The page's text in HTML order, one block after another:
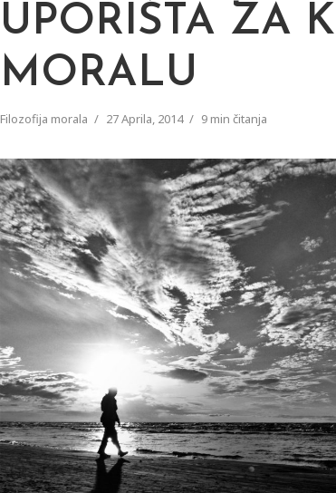
UPORIŠTA ZA
MORALU
Filozofija morala 27 Aprila, 2014 9 min čitanja